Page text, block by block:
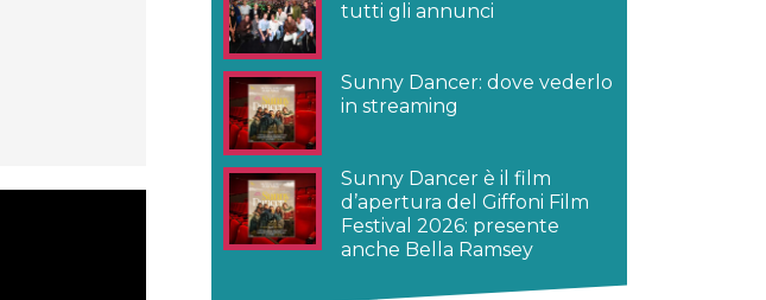
tutti gli annunci
Sunny Dancer: dove vederlo
in streaming
Sunny Dancer è il film
d’apertura del Giffoni Film
Festival 2026: presente
anche Bella Ramsey